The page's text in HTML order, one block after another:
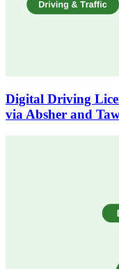
Digital Driving
via Absher and